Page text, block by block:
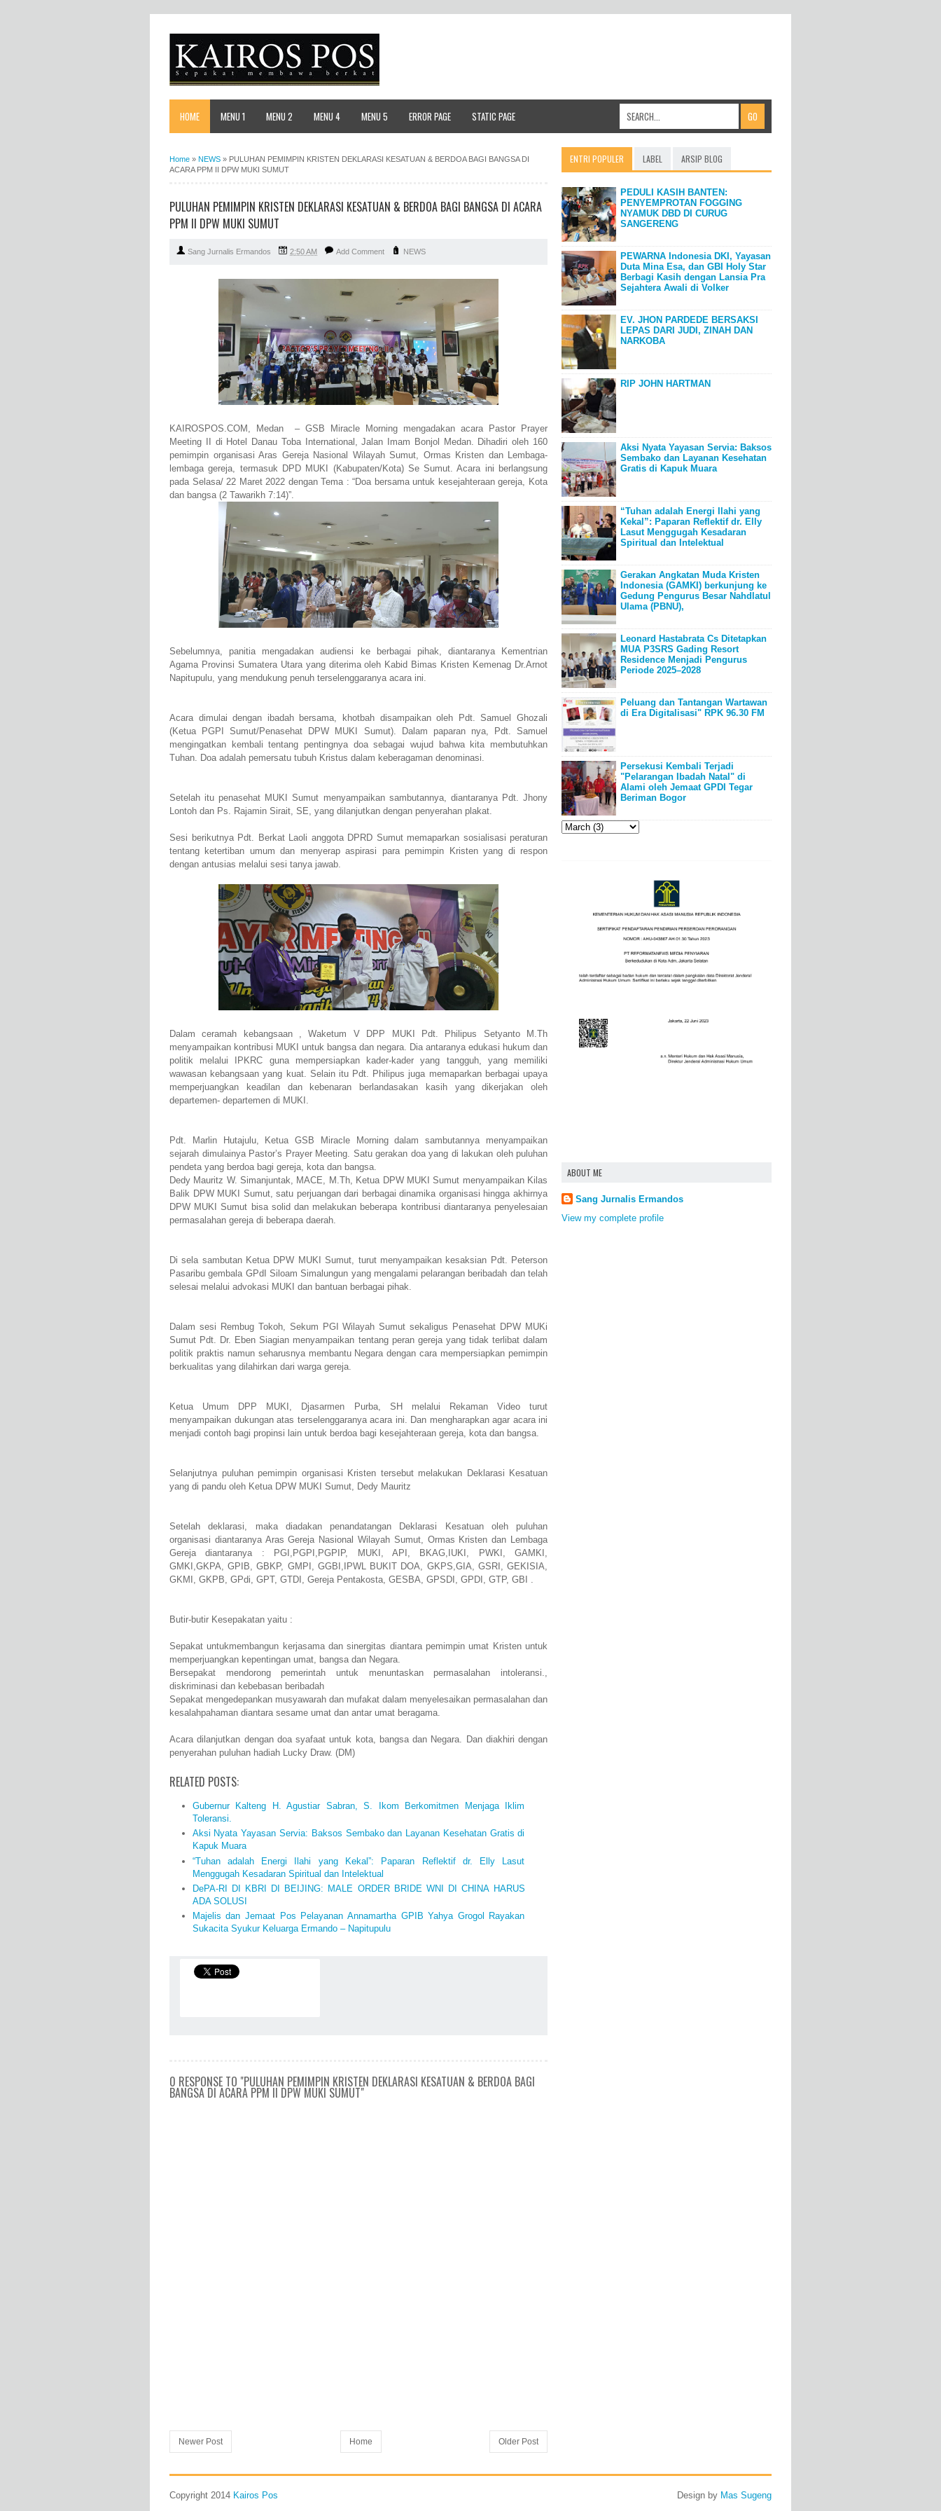
HOME MENU 1 MENU 2 MENU 4 MENU 5 ERROR PAGE STATIC PAGE
Home » NEWS » PULUHAN PEMIMPIN KRISTEN DEKLARASI KESATUAN & BERDOA BAGI BANGSA DI
ACARA PPM II DPW MUKI SUMUT
PULUHAN PEMIMPIN KRISTEN DEKLARASI KESATUAN & BERDOA BAGI BANGSA DI ACARA
PPM II DPW MUKI SUMUT
Sang Jurnalis Ermandos 2:50 AM Add Comment NEWS
KAIROSPOS.COM, Medan – GSB Miracle Morning mengadakan acara Pastor Prayer
Meeting II di Hotel Danau Toba International, Jalan Imam Bonjol Medan. Dihadiri oleh 160
pemimpin organisasi Aras Gereja Nasional Wilayah Sumut, Ormas Kristen dan Lembaga-
lembaga gereja, termasuk DPD MUKI (Kabupaten/Kota) Se Sumut. Acara ini berlangsung
pada Selasa/ 22 Maret 2022 dengan Tema : “Doa bersama untuk kesejahteraan gereja, Kota
dan bangsa (2 Tawarikh 7:14)”.
Sebelumnya, panitia mengadakan audiensi ke berbagai pihak, diantaranya Kementrian
Agama Provinsi Sumatera Utara yang diterima oleh Kabid Bimas Kristen Kemenag Dr.Arnot
Napitupulu, yang mendukung penuh terselenggaranya acara ini.
Acara dimulai dengan ibadah bersama, khotbah disampaikan oleh Pdt. Samuel Ghozali
(Ketua PGPI Sumut/Penasehat DPW MUKI Sumut). Dalam paparan nya, Pdt. Samuel
mengingatkan kembali tentang pentingnya doa sebagai wujud bahwa kita membutuhkan
Tuhan. Doa adalah pemersatu tubuh Kristus dalam keberagaman denominasi.
Setelah itu penasehat MUKI Sumut menyampaikan sambutannya, diantaranya Pdt. Jhony
Lontoh dan Ps. Rajamin Sirait, SE, yang dilanjutkan dengan penyerahan plakat.
Sesi berikutnya Pdt. Berkat Laoli anggota DPRD Sumut memaparkan sosialisasi peraturan
tentang ketertiban umum dan menyerap aspirasi para pemimpin Kristen yang di respon
dengan antusias melalui sesi tanya jawab.
Dalam ceramah kebangsaan , Waketum V DPP MUKI Pdt. Philipus Setyanto M.Th
menyampaikan kontribusi MUKI untuk bangsa dan negara. Dia antaranya edukasi hukum dan
politik melalui IPKRC guna mempersiapkan kader-kader yang tangguh, yang memiliki
wawasan kebangsaan yang kuat. Selain itu Pdt. Philipus juga memaparkan berbagai upaya
memperjuangkan keadilan dan kebenaran berlandasakan kasih yang dikerjakan oleh
departemen- departemen di MUKI.
Pdt. Marlin Hutajulu, Ketua GSB Miracle Morning dalam sambutannya menyampaikan
sejarah dimulainya Pastor’s Prayer Meeting. Satu gerakan doa yang di lakukan oleh puluhan
pendeta yang berdoa bagi gereja, kota dan bangsa.
Dedy Mauritz W. Simanjuntak, MACE, M.Th, Ketua DPW MUKI Sumut menyampaikan Kilas
Balik DPW MUKI Sumut, satu perjuangan dari berbagai dinamika organisasi hingga akhirnya
DPW MUKI Sumut bisa solid dan melakukan beberapa kontribusi diantaranya penyelesaian
permasalahan gereja di beberapa daerah.
Di sela sambutan Ketua DPW MUKI Sumut, turut menyampaikan kesaksian Pdt. Peterson
Pasaribu gembala GPdI Siloam Simalungun yang mengalami pelarangan beribadah dan telah
selesai melalui advokasi MUKI dan bantuan berbagai pihak.
Dalam sesi Rembug Tokoh, Sekum PGI Wilayah Sumut sekaligus Penasehat DPW MUKi
Sumut Pdt. Dr. Eben Siagian menyampaikan tentang peran gereja yang tidak terlibat dalam
politik praktis namun seharusnya membantu Negara dengan cara mempersiapkan pemimpin
berkualitas yang dilahirkan dari warga gereja.
Ketua Umum DPP MUKI, Djasarmen Purba, SH melalui Rekaman Video turut
menyampaikan dukungan atas terselenggaranya acara ini. Dan mengharapkan agar acara ini
menjadi contoh bagi propinsi lain untuk berdoa bagi kesejahteraan gereja, kota dan bangsa.
Selanjutnya puluhan pemimpin organisasi Kristen tersebut melakukan Deklarasi Kesatuan
yang di pandu oleh Ketua DPW MUKI Sumut, Dedy Mauritz
Setelah deklarasi, maka diadakan penandatangan Deklarasi Kesatuan oleh puluhan
organisasi diantaranya Aras Gereja Nasional Wilayah Sumut, Ormas Kristen dan Lembaga
Gereja diantaranya : PGI,PGPI,PGPIP, MUKI, API, BKAG,IUKI, PWKI, GAMKI,
GMKI,GKPA, GPIB, GBKP, GMPI, GGBI,IPWL BUKIT DOA, GKPS,GIA, GSRI, GEKISIA,
GKMI, GKPB, GPdi, GPT, GTDI, Gereja Pentakosta, GESBA, GPSDI, GPDI, GTP, GBI .
Butir-butir Kesepakatan yaitu :
Sepakat untukmembangun kerjasama dan sinergitas diantara pemimpin umat Kristen untuk
memperjuangkan kepentingan umat, bangsa dan Negara.
Bersepakat mendorong pemerintah untuk menuntaskan permasalahan intoleransi.,
diskriminasi dan kebebasan beribadah
Sepakat mengedepankan musyawarah dan mufakat dalam menyelesaikan permasalahan dan
kesalahpahaman diantara sesame umat dan antar umat beragama.
Acara dilanjutkan dengan doa syafaat untuk kota, bangsa dan Negara. Dan diakhiri dengan
penyerahan puluhan hadiah Lucky Draw. (DM)
RELATED POSTS:
Gubernur Kalteng H. Agustiar Sabran, S. Ikom Berkomitmen Menjaga Iklim
Toleransi.
Aksi Nyata Yayasan Servia: Baksos Sembako dan Layanan Kesehatan Gratis di
Kapuk Muara
“Tuhan adalah Energi Ilahi yang Kekal”: Paparan Reflektif dr. Elly Lasut
Menggugah Kesadaran Spiritual dan Intelektual
DePA-RI DI KBRI DI BEIJING: MALE ORDER BRIDE WNI DI CHINA HARUS
ADA SOLUSI
Majelis dan Jemaat Pos Pelayanan Annamartha GPIB Yahya Grogol Rayakan
Sukacita Syukur Keluarga Ermando – Napitupulu
0 RESPONSE TO "PULUHAN PEMIMPIN KRISTEN DEKLARASI KESATUAN & BERDOA BAGI
BANGSA DI ACARA PPM II DPW MUKI SUMUT"
Newer Post Older Post
Home
ENTRI POPULER LABEL ARSIP BLOG
PEDULI KASIH BANTEN:
PENYEMPROTAN FOGGING
NYAMUK DBD DI CURUG
SANGERENG
PEWARNA Indonesia DKI, Yayasan
Duta Mina Esa, dan GBI Holy Star
Berbagi Kasih dengan Lansia Pra
Sejahtera Awali di Volker
EV. JHON PARDEDE BERSAKSI
LEPAS DARI JUDI, ZINAH DAN
NARKOBA
RIP JOHN HARTMAN
Aksi Nyata Yayasan Servia: Baksos
Sembako dan Layanan Kesehatan
Gratis di Kapuk Muara
“Tuhan adalah Energi Ilahi yang
Kekal”: Paparan Reflektif dr. Elly
Lasut Menggugah Kesadaran
Spiritual dan Intelektual
Gerakan Angkatan Muda Kristen
Indonesia (GAMKI) berkunjung ke
Gedung Pengurus Besar Nahdlatul
Ulama (PBNU),
Leonard Hastabrata Cs Ditetapkan
MUA P3SRS Gading Resort
Residence Menjadi Pengurus
Periode 2025–2028
Peluang dan Tantangan Wartawan
di Era Digitalisasi" RPK 96.30 FM
Persekusi Kembali Terjadi
"Pelarangan Ibadah Natal" di
Alami oleh Jemaat GPDI Tegar
Beriman Bogor
ABOUT ME
Sang Jurnalis Ermandos
View my complete profile
Copyright 2014 Kairos Pos Design by Mas Sugeng